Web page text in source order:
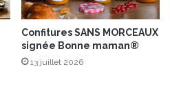
Confitures SANS MORCEAUX
signée Bonne maman®
13 juillet 2026